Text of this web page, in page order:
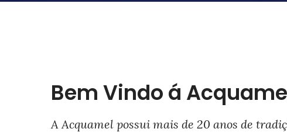
Bem Vindo á
A Acquamel possui mais de 20 anos de